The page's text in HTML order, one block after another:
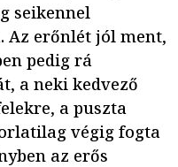
seikennel
Az erőnlét jól ment,
pedig rá
a neki kedvező
a puszta
végig fogta
az erős